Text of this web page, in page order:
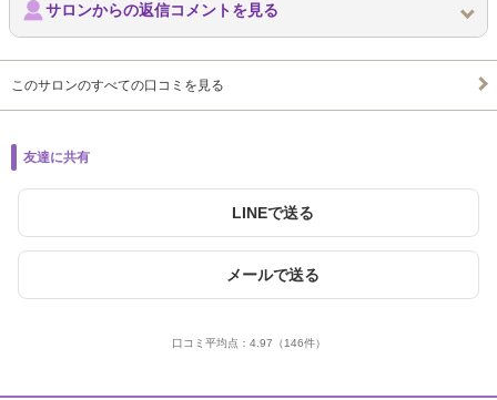
サロンからの返信コメントを見る
このサロンのすべての口コミを見る
友達に共有
LINEで送る
メールで送る
口コミ平均点： 4.97 （146件）